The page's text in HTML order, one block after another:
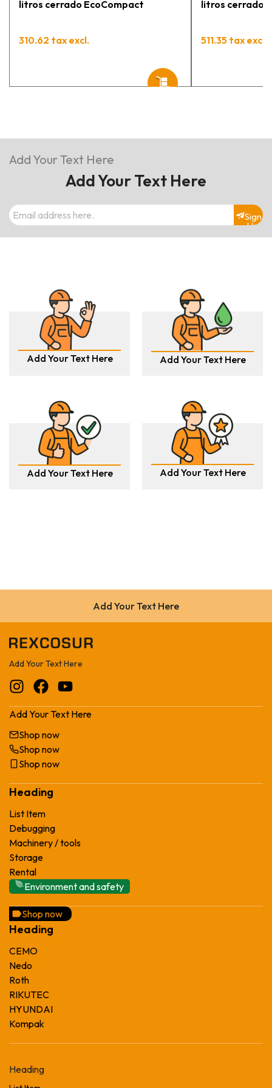
litros cerrado EcoCompact
310.62 tax excl.
litros cerrado
511.35 tax excl.
Add Your Text Here
Add Your Text Here
Sign
Up
Add Your Text Here Add Your Text Here
Add Your Text Here Add Your Text Here
Add Your Text Here
Add Your Text Here
Add Your Text Here
Shop now
Shop now
Shop now
Heading
List Item
Debugging
Machinery / tools
Storage
Rental
Environment and safety
Shop now
Heading
CEMO
Nedo
Roth
RIKUTEC
HYUNDAI
Kompak
Heading